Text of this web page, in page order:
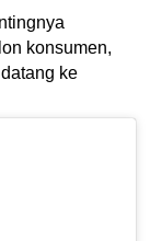
konsumen,
ke